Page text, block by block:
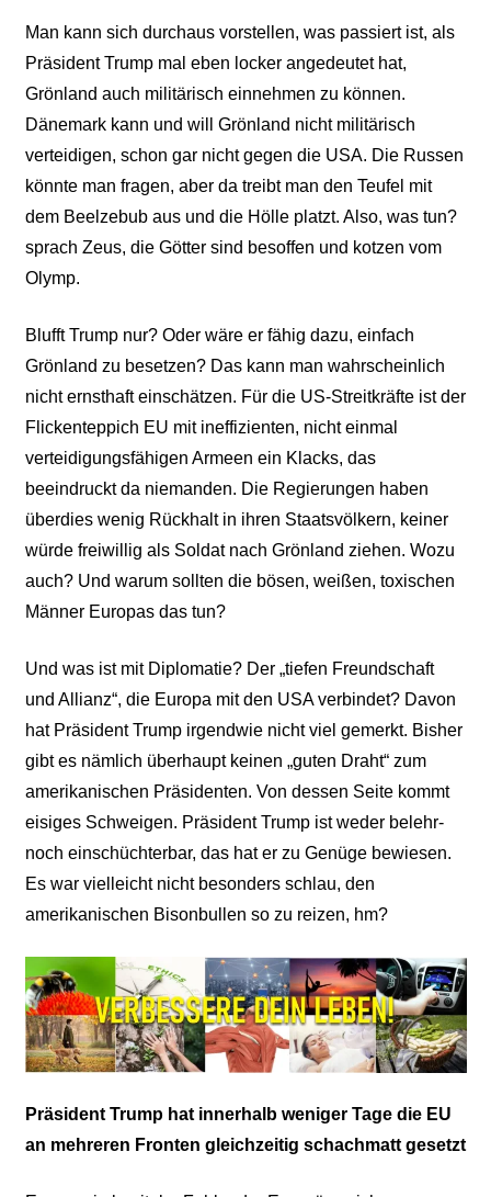
Man kann sich durchaus vorstellen, was passiert ist, als
Präsident Trump mal eben locker angedeutet hat,
Grönland auch militärisch einnehmen zu können.
Dänemark kann und will Grönland nicht militärisch
verteidigen, schon gar nicht gegen die USA. Die Russen
könnte man fragen, aber da treibt man den Teufel mit
dem Beelzebub aus und die Hölle platzt. Also, was tun?
sprach Zeus, die Götter sind besoffen und kotzen vom
Olymp.
Blufft Trump nur? Oder wäre er fähig dazu, einfach
Grönland zu besetzen? Das kann man wahrscheinlich
nicht ernsthaft einschätzen. Für die US-Streitkräfte ist der
Flickenteppich EU mit ineffizienten, nicht einmal
verteidigungsfähigen Armeen ein Klacks, das
beeindruckt da niemanden. Die Regierungen haben
überdies wenig Rückhalt in ihren Staatsvölkern, keiner
würde freiwillig als Soldat nach Grönland ziehen. Wozu
auch? Und warum sollten die bösen, weißen, toxischen
Männer Europas das tun?
Und was ist mit Diplomatie? Der „tiefen Freundschaft
und Allianz“, die Europa mit den USA verbindet? Davon
hat Präsident Trump irgendwie nicht viel gemerkt. Bisher
gibt es nämlich überhaupt keinen „guten Draht“ zum
amerikanischen Präsidenten. Von dessen Seite kommt
eisiges Schweigen. Präsident Trump ist weder belehr-
noch einschüchterbar, das hat er zu Genüge bewiesen.
Es war vielleicht nicht besonders schlau, den
amerikanischen Bisonbullen so zu reizen, hm?
Präsident Trump hat innerhalb weniger Tage die EU
an mehreren Fronten gleichzeitig schachmatt gesetzt